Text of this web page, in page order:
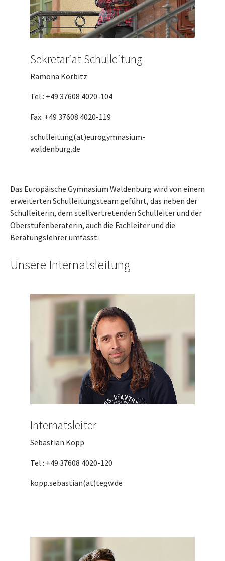
Sekretariat Schulleitung
Ramona Körbitz
Tel.: +49 37608 4020-104
Fax: +49 37608 4020-119
schulleitung(at)eurogymnasium-
waldenburg.de
Das Europäische Gymnasium Waldenburg wird von einem
erweiterten Schulleitungsteam geführt, das neben der
Schulleiterin, dem stellvertretenden Schulleiter und der
Oberstufenberaterin, auch die Fachleiter und die
Beratungslehrer umfasst.
Unsere Internatsleitung
Internatsleiter
Sebastian Kopp
Tel.: +49 37608 4020-120
kopp.sebastian(at)tegw.de